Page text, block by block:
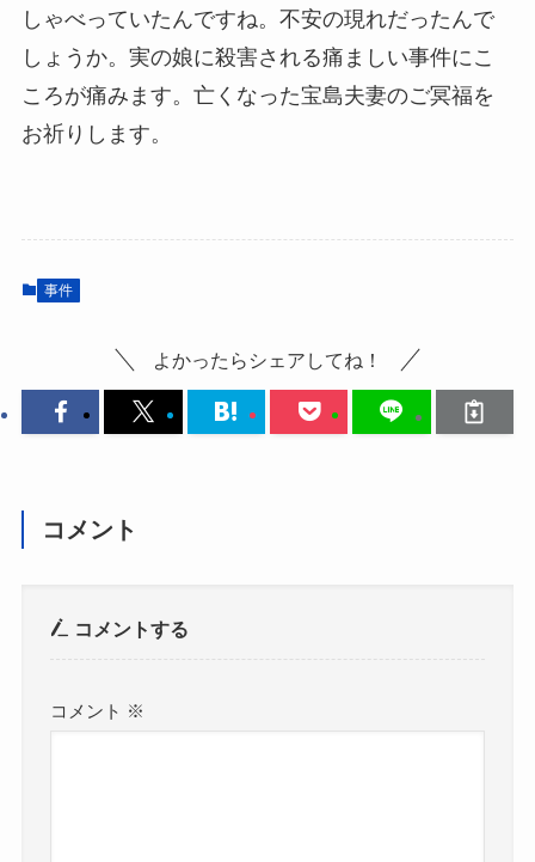
しゃべっていたんですね。不安の現れだったんで
しょうか。実の娘に殺害される痛ましい事件にこ
ころが痛みます。亡くなった宝島夫妻のご冥福を
お祈りします。
事件
よかったらシェアしてね！
コメント
コメントする
コメント ※